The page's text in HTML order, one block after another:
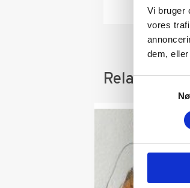
Vi bruger
vores
dem,
Relaterede